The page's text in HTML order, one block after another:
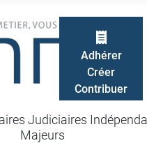
Judiciaires
Majeurs
Adhérer
Créer
Contribuer